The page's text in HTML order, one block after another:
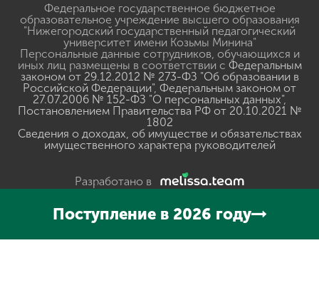
Федеральное государственное бюджетное
образовательное учреждение высшего образования
"Нижегородский государственный педагогический
университет имени Козьмы Минина"
Персональные данные сотрудников, обучающихся и
иных лиц размещены в соответствии с Федеральным
законом от 29.12.2012 № 273-ФЗ "Об образовании в
Российской Федерации", Федеральным законом от
27.07.2006 № 152-ФЗ "О персональных данных",
Постановлением Правительства РФ от 20.10.2021 №
1802
Сведения о доходах, об имуществе и обязательствах
имущественного характера руководителей
Разработано в
Поступление в 2026 году